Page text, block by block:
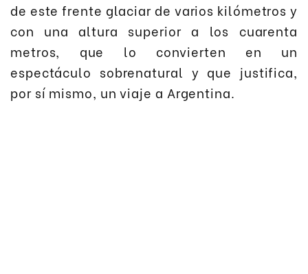
de este frente glaciar de varios kilómetros y
con una altura superior a los cuarenta
metros, que lo convierten en un
espectáculo sobrenatural y que justifica,
por sí mismo, un viaje a Argentina.